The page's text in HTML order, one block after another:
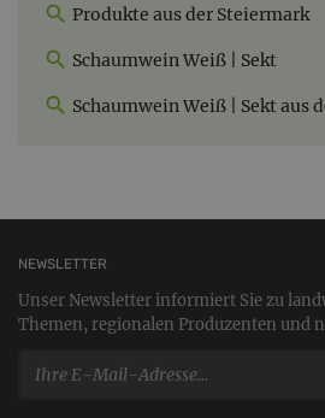
Produkte aus der Steiermark
Schaumwein Weiß | Sekt
Schaumwein Weiß | Sekt aus
NEWSLETTER
Unser Newsletter informiert Sie zu
Themen, regionalen Produzenten und